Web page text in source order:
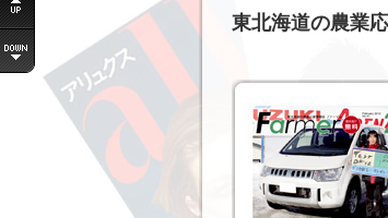
東北海道の農業